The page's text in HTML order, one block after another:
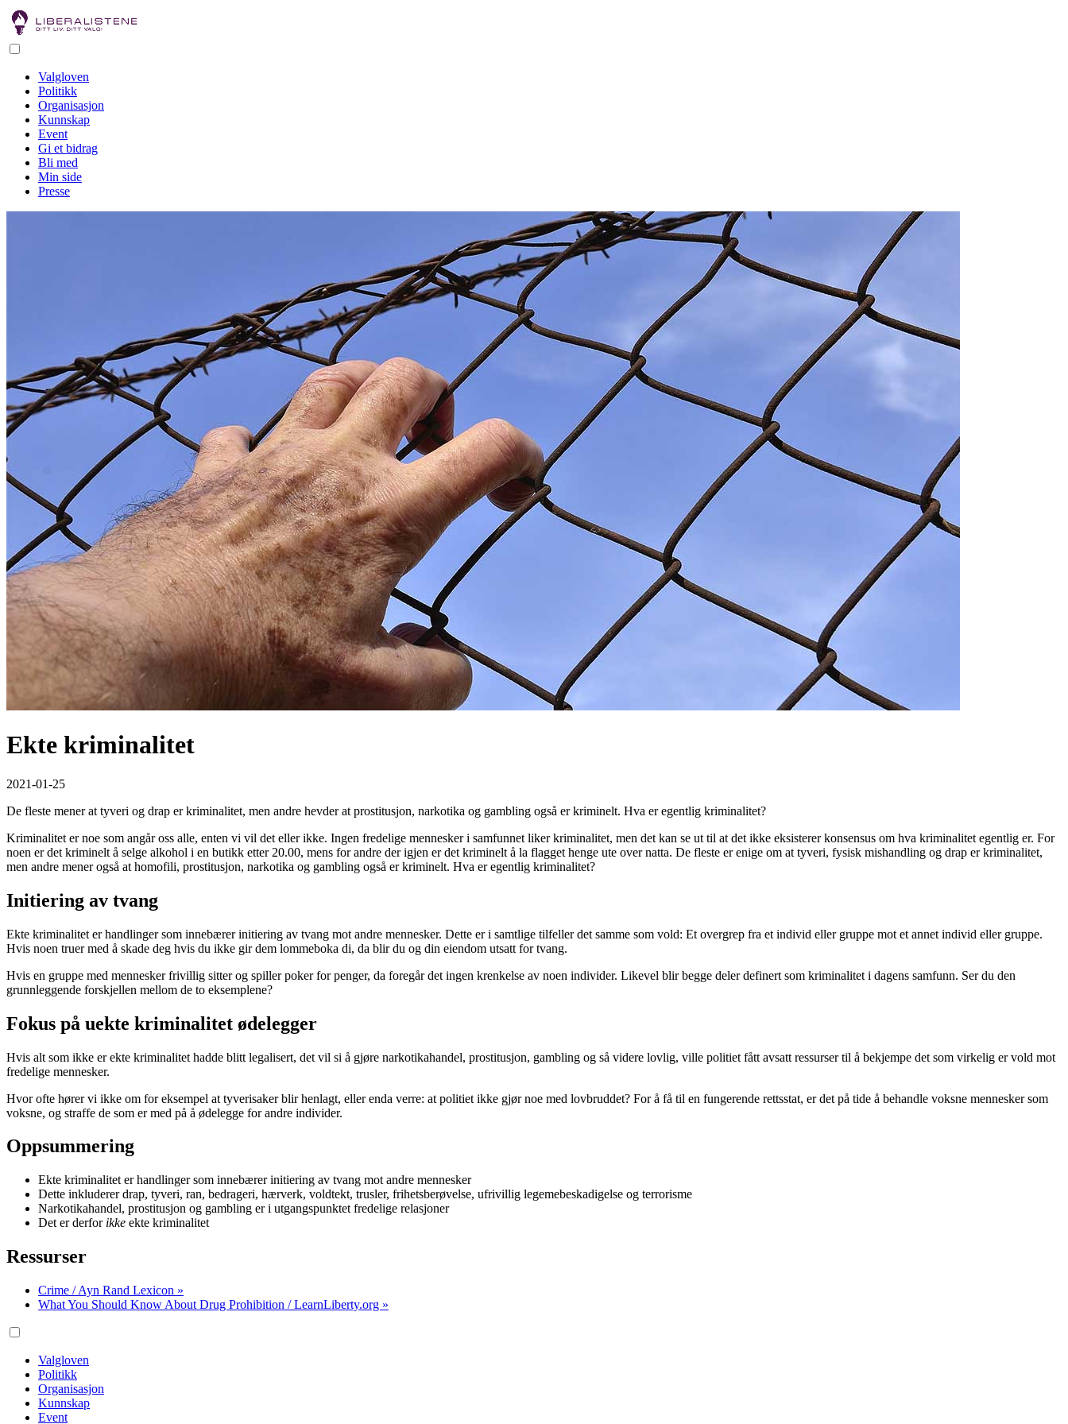
Valgloven
Politikk
Organisasjon
Kunnskap
Event
Gi et bidrag
Bli med
Min side
Presse
Ekte kriminalitet
2021-01-25
De fleste mener at tyveri og drap er kriminalitet, men andre hevder at prostitusjon, narkotika og gambling også er kriminelt. Hva er egentlig kriminalitet?
Kriminalitet er noe som angår oss alle, enten vi vil det eller ikke. Ingen fredelige mennesker i samfunnet liker kriminalitet, men det kan se ut til at det ikke eksisterer konsensus om hva kriminalitet egentlig er. For
noen er det kriminelt å selge alkohol i en butikk etter 20.00, mens for andre der igjen er det kriminelt å la flagget henge ute over natta. De fleste er enige om at tyveri, fysisk mishandling og drap er kriminalitet,
men andre mener også at homofili, prostitusjon, narkotika og gambling også er kriminelt. Hva er egentlig kriminalitet?
Initiering av tvang
Ekte kriminalitet er handlinger som innebærer initiering av tvang mot andre mennesker. Dette er i samtlige tilfeller det samme som vold: Et overgrep fra et individ eller gruppe mot et annet individ eller gruppe.
Hvis noen truer med å skade deg hvis du ikke gir dem lommeboka di, da blir du og din eiendom utsatt for tvang.
Hvis en gruppe med mennesker frivillig sitter og spiller poker for penger, da foregår det ingen krenkelse av noen individer. Likevel blir begge deler definert som kriminalitet i dagens samfunn. Ser du den
grunnleggende forskjellen mellom de to eksemplene?
Fokus på uekte kriminalitet ødelegger
Hvis alt som ikke er ekte kriminalitet hadde blitt legalisert, det vil si å gjøre narkotikahandel, prostitusjon, gambling og så videre lovlig, ville politiet fått avsatt ressurser til å bekjempe det som virkelig er vold mot
fredelige mennesker.
Hvor ofte hører vi ikke om for eksempel at tyverisaker blir henlagt, eller enda verre: at politiet ikke gjør noe med lovbruddet? For å få til en fungerende rettsstat, er det på tide å behandle voksne mennesker som
voksne, og straffe de som er med på å ødelegge for andre individer.
Oppsummering
Ekte kriminalitet er handlinger som innebærer initiering av tvang mot andre mennesker
Dette inkluderer drap, tyveri, ran, bedrageri, hærverk, voldtekt, trusler, frihetsberøvelse, ufrivillig legemebeskadigelse og terrorisme
Narkotikahandel, prostitusjon og gambling er i utgangspunktet fredelige relasjoner
Det er derfor ikke ekte kriminalitet
Ressurser
Crime / Ayn Rand Lexicon »
What You Should Know About Drug Prohibition / LearnLiberty.org »
Valgloven
Politikk
Organisasjon
Kunnskap
Event